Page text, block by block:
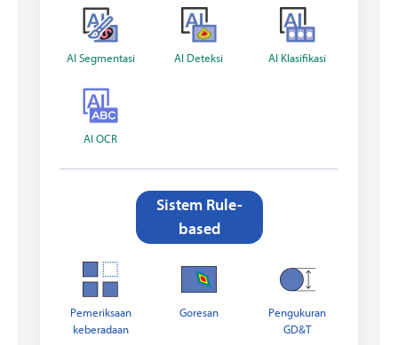
AI Segmentasi AI Deteksi AI Klasifikasi
AI OCR
Sistem Rule-
based
Pemeriksaan
keberadaan
Goresan
Pengukuran
GD&T